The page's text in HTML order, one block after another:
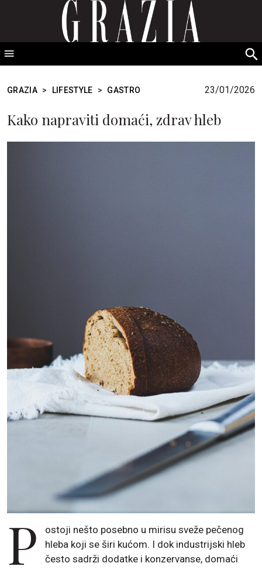
GRAZIA Srbija
GRAZIA > LIFESTYLE > GASTRO 23/01/2026
Kako napraviti domaći, zdrav hleb
P
ostoji nešto posebno u mirisu sveže pečenog
hleba koji se širi kućom. I dok industrijski hleb
često sadrži dodatke i konzervanse, domaći